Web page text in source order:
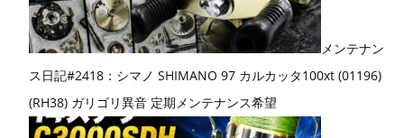
メンテナン
ス日記#2418：シマノ SHIMANO 97 カルカッタ100xt (01196)
(RH38) ガリゴリ異音 定期メンテナンス希望